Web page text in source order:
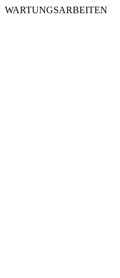
WARTUNGSARBEITEN